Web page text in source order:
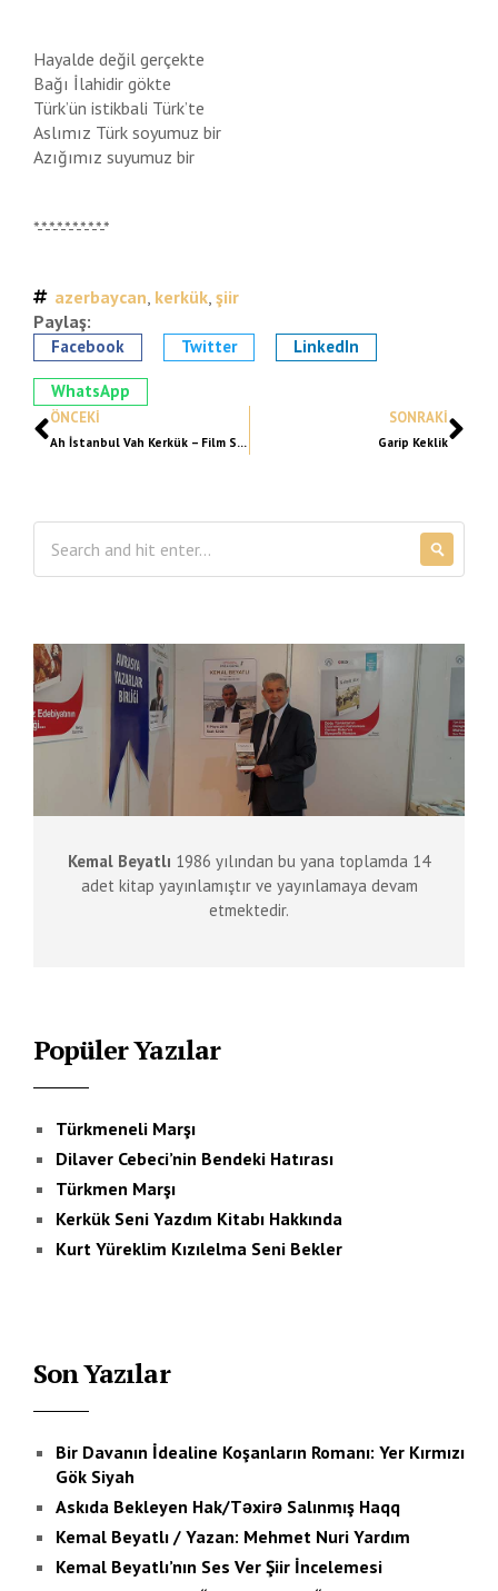
Hayalde değil gerçekte
Bağı İlahidir gökte
Türk’ün istikbali Türk’te
Aslımız Türk soyumuz bir
Azığımız suyumuz bir
*-*-*-*-*-*-*-*-*-*
azerbaycan kerkük şiir
Paylaş:
Facebook Twitter LinkedIn
WhatsApp
ÖNCEKI
Ah İstanbul Vah Kerkük – Film Seneryosu
SONRAKI
Garip Keklik
Kemal Beyatlı 1986 yılından bu yana toplamda 14
adet kitap yayınlamıştır ve yayınlamaya devam
etmektedir.
Popüler Yazılar
Türkmeneli Marşı
Dilaver Cebeci’nin Bendeki Hatırası
Türkmen Marşı
Kerkük Seni Yazdım Kitabı Hakkında
Kurt Yüreklim Kızılelma Seni Bekler
Son Yazılar
Bir Davanın İdealine Koşanların Romanı: Yer Kırmızı
Gök Siyah
Askıda Bekleyen Hak/Təxirə Salınmış Haqq
Kemal Beyatlı / Yazan: Mehmet Nuri Yardım
Kemal Beyatlı’nın Ses Ver Şiir İncelemesi